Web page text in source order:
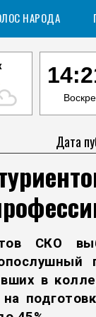
НАРОДА
Дата
СКО
в